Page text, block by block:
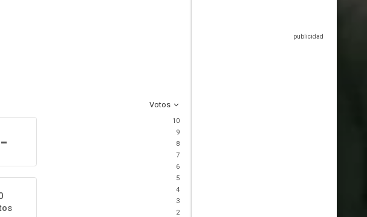
Votos
10
9
8
7
6
5
4
3
2